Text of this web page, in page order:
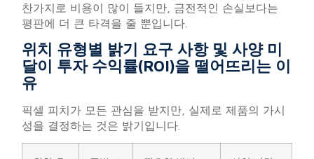
찬가지로 비용이 많이 들지만, 금전적인 손실보다는
평판에 더 큰 타격을 줄 뿐입니다.
위치 유형별 밝기 요구 사항 및 사양 미
달이 투자 수익률(ROI)을 떨어뜨리는 이
유
픽셀 피치가 모든 관심을 받지만, 실제로 제품의 가시
성을 결정하는 것은 밝기입니다.